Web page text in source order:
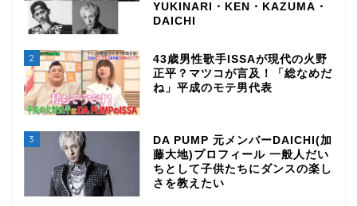
YUKINARI・KEN・KAZUMA・
DAICHI
2
43歳男性歌手ISSAが現代の火野
正平？マツコが言及！「総なめだ
ね」平成のモテ男代表
3
DA PUMP 元メンバーDAICHI(加
藤大地)プロフィール 一般人だい
ちとして子供たちにダンスの楽し
さを教えたい